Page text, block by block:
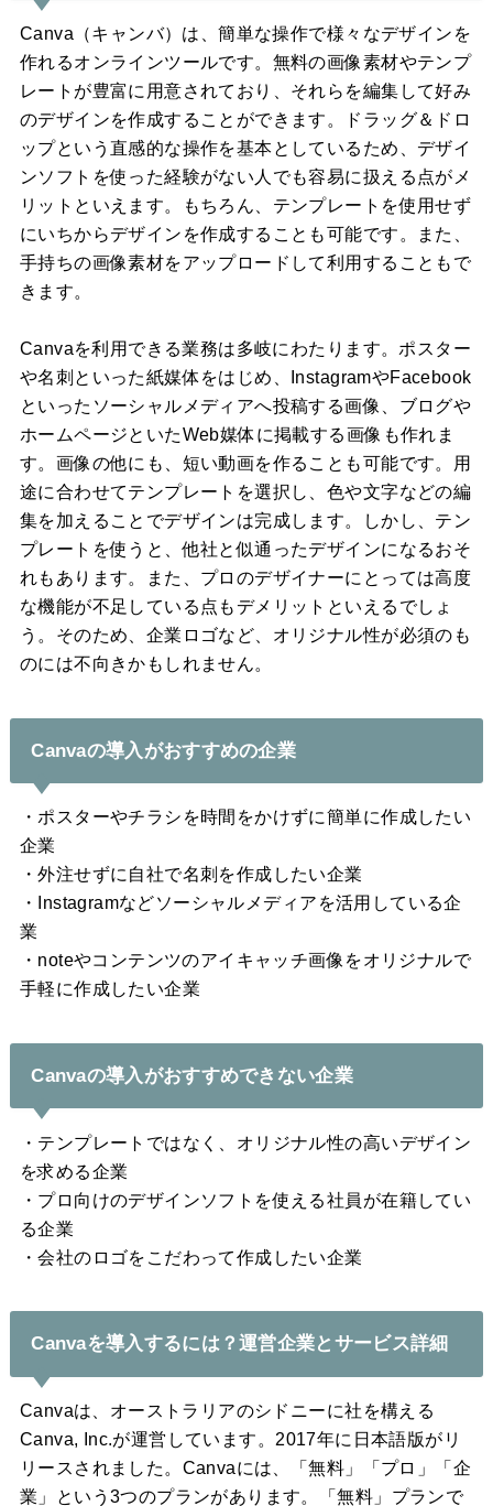
Canva（キャンバ）は、簡単な操作で様々なデザインを
作れるオンラインツールです。無料の画像素材やテンプ
レートが豊富に用意されており、それらを編集して好み
のデザインを作成することができます。ドラッグ＆ドロ
ップという直感的な操作を基本としているため、デザイ
ンソフトを使った経験がない人でも容易に扱える点がメ
リットといえます。もちろん、テンプレートを使用せず
にいちからデザインを作成することも可能です。また、
手持ちの画像素材をアップロードして利用することもで
きます。
Canvaを利用できる業務は多岐にわたります。ポスター
や名刺といった紙媒体をはじめ、InstagramやFacebook
といったソーシャルメディアへ投稿する画像、ブログや
ホームページといたWeb媒体に掲載する画像も作れま
す。画像の他にも、短い動画を作ることも可能です。用
途に合わせてテンプレートを選択し、色や文字などの編
集を加えることでデザインは完成します。しかし、テン
プレートを使うと、他社と似通ったデザインになるおそ
れもあります。また、プロのデザイナーにとっては高度
な機能が不足している点もデメリットといえるでしょ
う。そのため、企業ロゴなど、オリジナル性が必須のも
のには不向きかもしれません。
Canvaの導入がおすすめの企業
・ポスターやチラシを時間をかけずに簡単に作成したい
企業
・外注せずに自社で名刺を作成したい企業
・Instagramなどソーシャルメディアを活用している企
業
・noteやコンテンツのアイキャッチ画像をオリジナルで
手軽に作成したい企業
Canvaの導入がおすすめできない企業
・テンプレートではなく、オリジナル性の高いデザイン
を求める企業
・プロ向けのデザインソフトを使える社員が在籍してい
る企業
・会社のロゴをこだわって作成したい企業
Canvaを導入するには？運営企業とサービス詳細
Canvaは、オーストラリアのシドニーに社を構える
Canva, Inc.が運営しています。2017年に日本語版がリ
リースされました。Canvaには、「無料」「プロ」「企
業」という3つのプランがあります。「無料」プランで